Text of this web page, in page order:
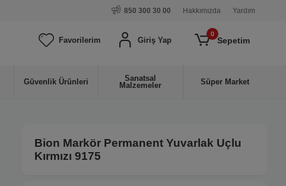
850 300 30 00 Hakkımızda Yardım
Favorilerim Giriş Yap
0
Sepetim
Güvenlik Ürünleri
Sanatsal
Malzemeler
Süper Market
Bion Markör Permanent Yuvarlak Uçlu
Kırmızı 9175